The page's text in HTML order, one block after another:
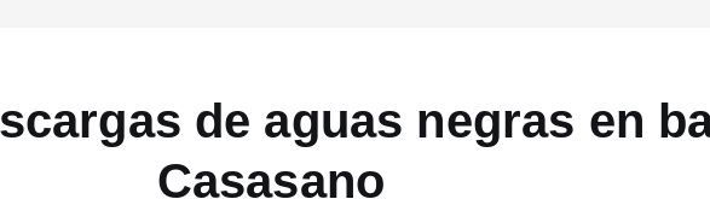
de aguas negras en
Casasano